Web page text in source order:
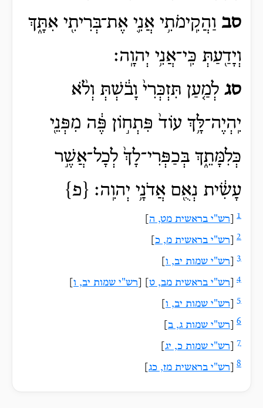
סב וַהֲקִֽימֹתִ֥י אֲנִ֛י אֶת־בְּרִיתִ֖י אִתָּ֑ךְ
וְיָדַ֖עַתְּ כִּֽי־אֲנִ֥י יְהוָֽה׃
סג לְמַ֤עַן תִּזְכְּרִי֙ וָבֹ֔שְׁתְּ וְלֹ֨א
יִֽהְיֶה־לָּ֥ךְ עוֹד֙ פִּתְח֣וֹן פֶּ֔ה מִפְּנֵ֖י
כְּלִמָּתֵ֑ךְ בְּכַפְּרִי־לָךְ֙ לְכָל־אֲשֶׁ֣ר
עָשִׂ֔ית נְאֻ֖ם אֲדֹנָ֥י יְהוִֽה׃ {פ}
1 רש"י בראשית מט, ה
2 רש"י בראשית מ, כ
3 רש"י שמות יב, ו
4 רש"י בראשית מב, ט רש"י שמות יב, ו
5 רש"י שמות יב, ו
6 רש"י שמות ג, ב
7 רש"י שמות כ, יג
8 רש"י בראשית מז, כג